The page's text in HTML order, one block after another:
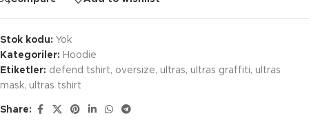
Stok kodu: Yok
Kategoriler: Hoodie
Etiketler: defend tshirt, oversize, ultras, ultras graffiti, ultras
mask, ultras tshirt
Share: